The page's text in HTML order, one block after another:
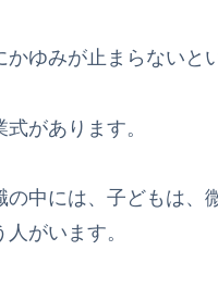
ゆみが止まらないと
があります。
中には、子どもは、
がいます。